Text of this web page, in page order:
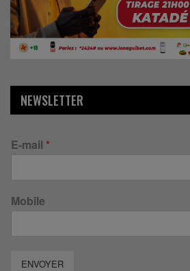
NEWSLETTER
E-mail *
Mobile
ENVOYER